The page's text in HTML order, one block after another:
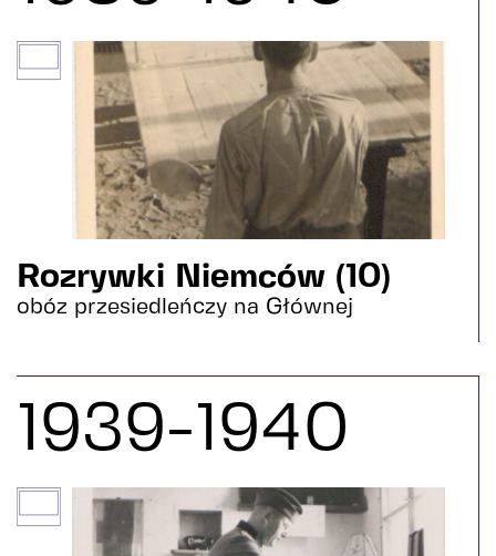
Rozrywki Niemców (10)
obóz przesiedleńczy na Głównej
1939-1940